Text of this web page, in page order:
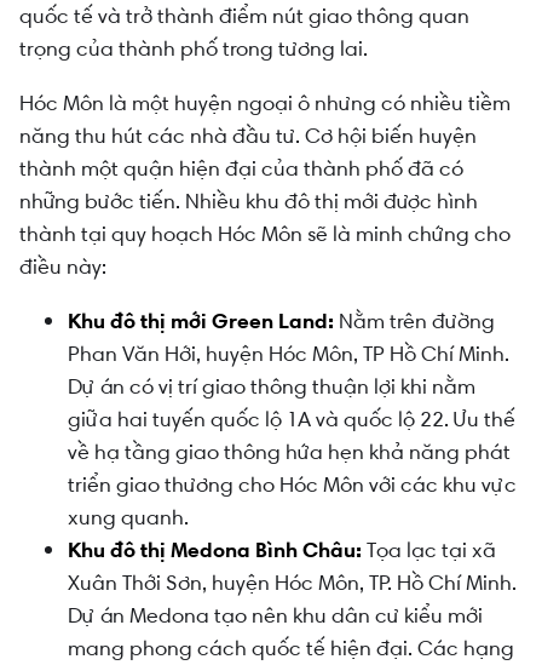
quốc tế và trở thành điểm nút giao thông quan
trọng của thành phố trong tương lai.
Hóc Môn là một huyện ngoại ô nhưng có nhiều tiềm
năng thu hút các nhà đầu tư. Cơ hội biến huyện
thành một quận hiện đại của thành phố đã có
những bước tiến. Nhiều khu đô thị mới được hình
thành tại quy hoạch Hóc Môn sẽ là minh chứng cho
điều này:
Khu đô thị mới Green Land: Nằm trên đường
Phan Văn Hới, huyện Hóc Môn, TP Hồ Chí Minh.
Dự án có vị trí giao thông thuận lợi khi nằm
giữa hai tuyến quốc lộ 1A và quốc lộ 22. Ưu thế
về hạ tầng giao thông hứa hẹn khả năng phát
triển giao thương cho Hóc Môn với các khu vực
xung quanh.
Khu đô thị Medona Bình Châu: Tọa lạc tại xã
Xuân Thới Sơn, huyện Hóc Môn, TP. Hồ Chí Minh.
Dự án Medona tạo nên khu dân cư kiểu mới
mang phong cách quốc tế hiện đại. Các hạng